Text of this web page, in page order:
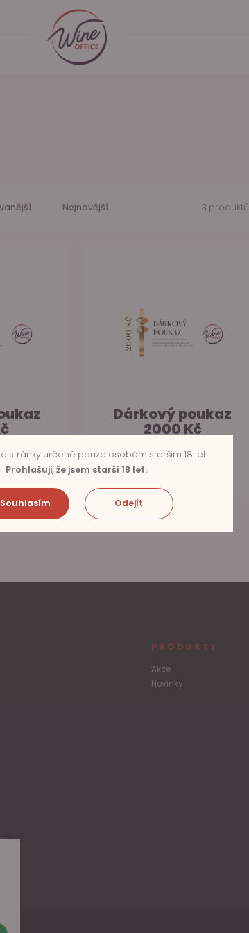
Nejnovější 3 produktů
košíku
Dárkový poukaz
2000 Kč
2 000 Kč
PRODUKTY
Akce
Novinky
stránky určené pouze osobám starším 18 let.
Prohlašuji, že jsem starší 18 let.
Souhlasím Odejít